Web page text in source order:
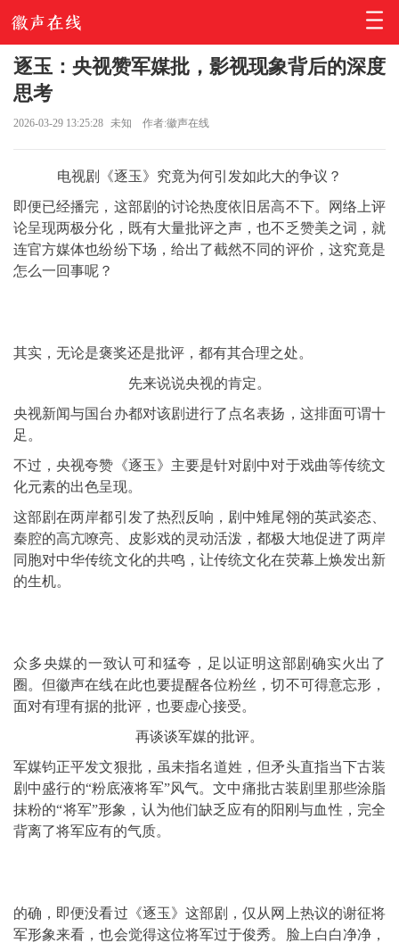
逐玉：央视赞军媒批，影视现象背后的深度
思考
2026-03-29 13:25:28 未知 作者:徽声在线
电视剧《逐玉》究竟为何引发如此大的争议？
即便已经播完，这部剧的讨论热度依旧居高不下。网络上评
论呈现两极分化，既有大量批评之声，也不乏赞美之词，就
连官方媒体也纷纷下场，给出了截然不同的评价，这究竟是
怎么一回事呢？
其实，无论是褒奖还是批评，都有其合理之处。
先来说说央视的肯定。
央视新闻与国台办都对该剧进行了点名表扬，这排面可谓十
足。
不过，央视夸赞《逐玉》主要是针对剧中对于戏曲等传统文
化元素的出色呈现。
这部剧在两岸都引发了热烈反响，剧中雉尾翎的英武姿态、
秦腔的高亢嘹亮、皮影戏的灵动活泼，都极大地促进了两岸
同胞对中华传统文化的共鸣，让传统文化在荧幕上焕发出新
的生机。
众多央媒的一致认可和猛夸，足以证明这部剧确实火出了
圈。但徽声在线在此也要提醒各位粉丝，切不可得意忘形，
面对有理有据的批评，也要虚心接受。
再谈谈军媒的批评。
军媒钧正平发文狠批，虽未指名道姓，但矛头直指当下古装
剧中盛行的“粉底液将军”风气。文中痛批古装剧里那些涂脂
抹粉的“将军”形象，认为他们缺乏应有的阳刚与血性，完全
背离了将军应有的气质。
的确，即便没看过《逐玉》这部剧，仅从网上热议的谢征将
军形象来看，也会觉得这位将军过于俊秀。脸上白白净净，